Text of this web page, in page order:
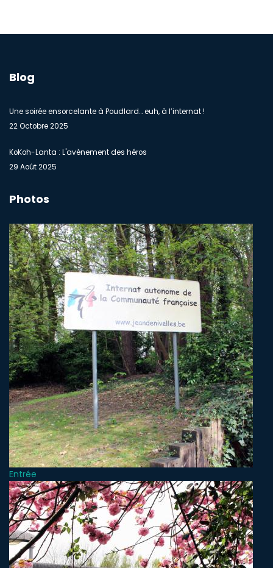
Blog
Une soirée ensorcelante à Poudlard… euh, à l’internat !
22 Octobre 2025
KoKoh-Lanta : L'avènement des héros
29 Août 2025
Photos
Entrée